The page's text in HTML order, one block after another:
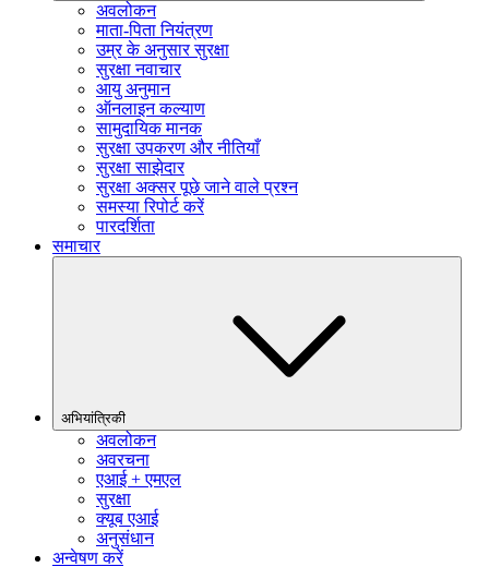
अवलोकन
माता-पिता नियंत्रण
उम्र के अनुसार सुरक्षा
सुरक्षा नवाचार
आयु अनुमान
ऑनलाइन कल्याण
सामुदायिक मानक
सुरक्षा उपकरण और नीतियाँ
सुरक्षा साझेदार
सुरक्षा अक्सर पूछे जाने वाले प्रश्न
समस्या रिपोर्ट करें
पारदर्शिता
समाचार
अभियांत्रिकी
अवलोकन
अवरचना
एआई + एमएल
सुरक्षा
क्यूब एआई
अनुसंधान
अन्वेषण करें